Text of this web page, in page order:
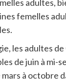
adultes,
femelles
les adultes
de juin à mi-
à octobre